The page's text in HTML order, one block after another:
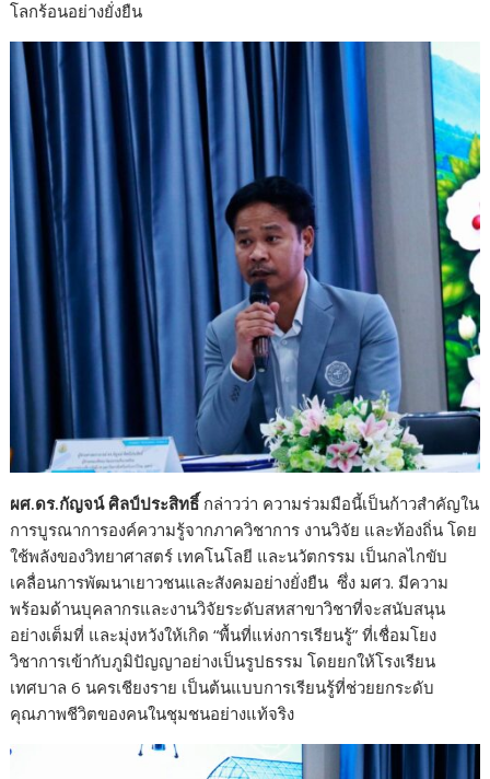
โลกร้อนอย่างยั่งยืน
ผศ.ดร.กัญจน์ ศิลป์ประสิทธิ์ กล่าวว่า ความร่วมมือนี้เป็นก้าวสำคัญใน
การบูรณาการองค์ความรู้จากภาควิชาการ งานวิจัย และท้องถิ่น โดย
ใช้พลังของวิทยาศาสตร์ เทคโนโลยี และนวัตกรรม เป็นกลไกขับ
เคลื่อนการพัฒนาเยาวชนและสังคมอย่างยั่งยืน ซึ่ง มศว. มีความ
พร้อมด้านบุคลากรและงานวิจัยระดับสหสาขาวิชาที่จะสนับสนุน
อย่างเต็มที่ และมุ่งหวังให้เกิด “พื้นที่แห่งการเรียนรู้” ที่เชื่อมโยง
วิชาการเข้ากับภูมิปัญญาอย่างเป็นรูปธรรม โดยยกให้โรงเรียน
เทศบาล 6 นครเชียงราย เป็นต้นแบบการเรียนรู้ที่ช่วยยกระดับ
คุณภาพชีวิตของคนในชุมชนอย่างแท้จริง